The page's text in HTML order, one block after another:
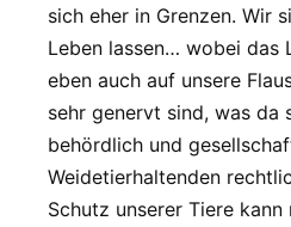
sich eher in Grenzen. Wir
Leben lassen… wobei das
eben auch auf unsere
sehr genervt sind, was da
behördlich und
Weidetierhaltenden
Schutz unserer Tiere kann